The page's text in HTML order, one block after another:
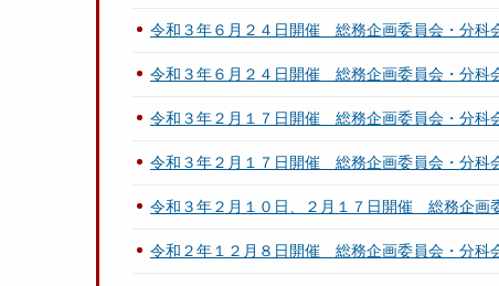
令和３年６月２４日開催 総務企画委員会・分
令和３年６月２４日開催 総務企画委員会・分
令和３年２月１７日開催 総務企画委員会・分
令和３年２月１７日開催 総務企画委員会・分科
令和３年２月１０日、２月１７日開催 総務企画
令和２年１２月８日開催 総務企画委員会・分